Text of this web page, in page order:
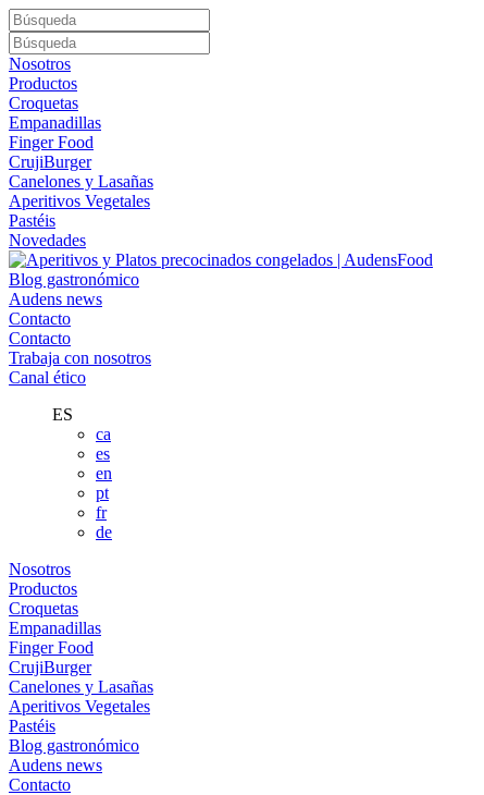
Nosotros
Productos
Croquetas
Empanadillas
Finger Food
CrujiBurger
Canelones y Lasañas
Aperitivos Vegetales
Pastéis
Novedades
Blog gastronómico
Audens news
Contacto
Contacto
Trabaja con nosotros
Canal ético
ES
ca
es
en
pt
fr
de
Nosotros
Productos
Croquetas
Empanadillas
Finger Food
CrujiBurger
Canelones y Lasañas
Aperitivos Vegetales
Pastéis
Blog gastronómico
Audens news
Contacto